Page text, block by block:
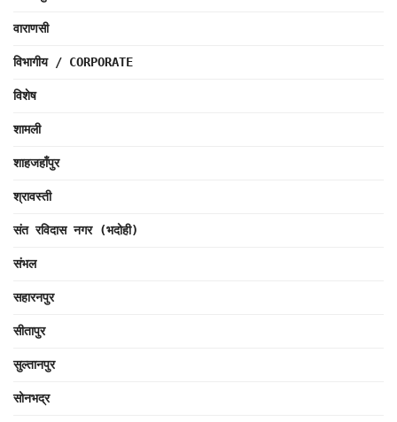
वाराणसी
विभागीय / CORPORATE
विशेष
शामली
शाहजहाँपुर
श्रावस्ती
संत रविदास नगर (भदोही)
संभल
सहारनपुर
सीतापुर
सुल्तानपुर
सोनभद्र